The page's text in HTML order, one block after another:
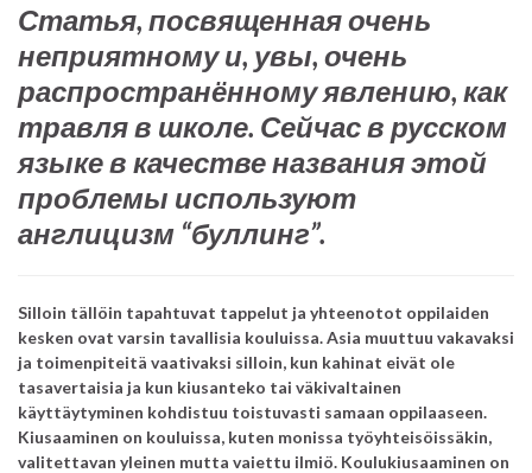
Статья, посвященная очень
неприятному и, увы, очень
распространённому явлению, как
травля в школе. Сейчас в русском
языке в качестве названия этой
проблемы используют
англицизм “буллинг”.
Silloin tällöin tapahtuvat tappelut ja yhteenotot oppilaiden
kesken ovat varsin tavallisia kouluissa. Asia muuttuu vakavaksi
ja toimenpiteitä vaativaksi silloin, kun kahinat eivät ole
tasavertaisia ja kun kiusanteko tai väkivaltainen
käyttäytyminen kohdistuu toistuvasti samaan oppilaaseen.
Kiusaaminen on kouluissa, kuten monissa työyhteisöissäkin,
valitettavan yleinen mutta vaiettu ilmiö. Koulukiusaaminen on